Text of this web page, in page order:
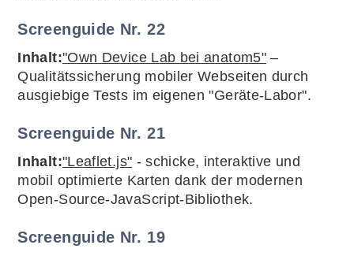
Screenguide Nr. 22
Inhalt:"Own Device Lab bei anatom5" –
Qualitätssicherung mobiler Webseiten durch
ausgiebige Tests im eigenen "Geräte-Labor".
Screenguide Nr. 21
Inhalt:"Leaflet.js" - schicke, interaktive und
mobil optimierte Karten dank der modernen
Open-Source-JavaScript-Bibliothek.
Screenguide Nr. 19